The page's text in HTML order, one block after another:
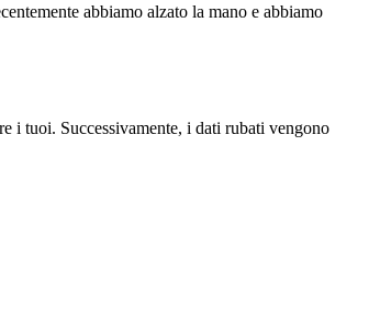
abbiamo alzato la mano e abbiamo
i tuoi. Successivamente, i dati rubati vengono